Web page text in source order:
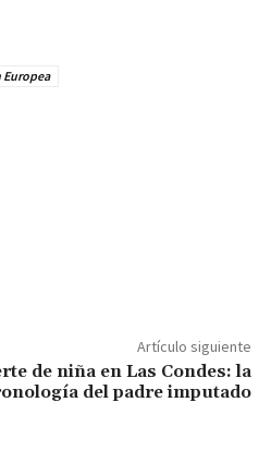
Artículo siguiente
de niña en Las Condes: la
del padre imputado